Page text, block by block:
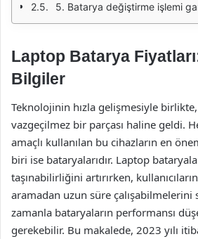
5. Batarya değiştirme işlemi garanti
Laptop Batarya
Bilgiler
Teknolojinin hızla gelişmesiyle birlikte,
vazgeçilmez bir parçası haline geldi.
amaçlı kullanılan bu cihazların en
biri ise bataryalarıdır. Laptop
taşınabilirliğini artırırken,
aramadan uzun süre çalışabilmelerini
zamanla bataryaların performansı
gerekebilir. Bu makalede, 2023 yılı